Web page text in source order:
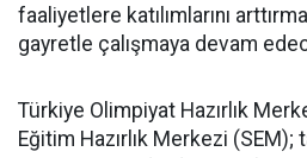
faaliyetlere katılımlarını
gayretle çalışmaya devam
Türkiye Olimpiyat Hazırlık
Eğitim Hazırlık Merkezi (SEM);